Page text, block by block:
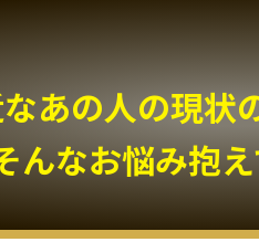
あの人の現状
んなお悩み抱